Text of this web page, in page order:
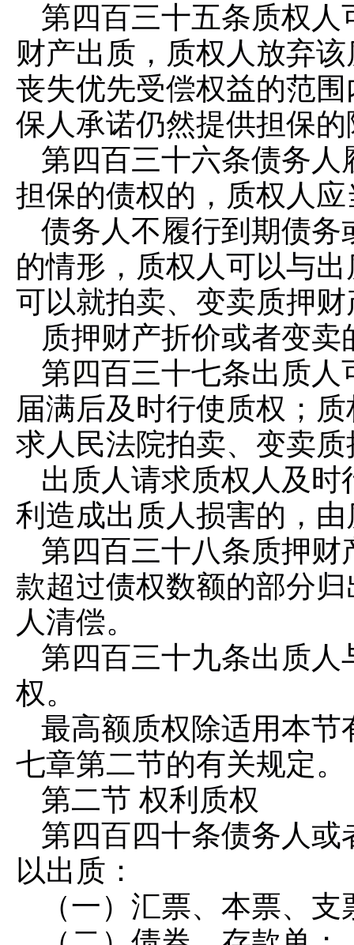
第四百三十五条质权人
财产出质，质权人放弃
丧失优先受偿权益的范
保人承诺仍然提供担保
第四百三十六条债务人
担保的债权的，质权人
债务人不履行到期债
的情形，质权人可以与
可以就拍卖、变卖质押
质押财产折价或者变
第四百三十七条出质人
届满后及时行使质权；
求人民法院拍卖、变卖
出质人请求质权人及
利造成出质人损害的，
第四百三十八条质押财
款超过债权数额的部分
人清偿。
第四百三十九条出质人
权。
最高额质权除适用本
七章第二节的有关规定。
第二节 权利质权
第四百四十条债务人或
以出质：
（一）汇票、本票、支